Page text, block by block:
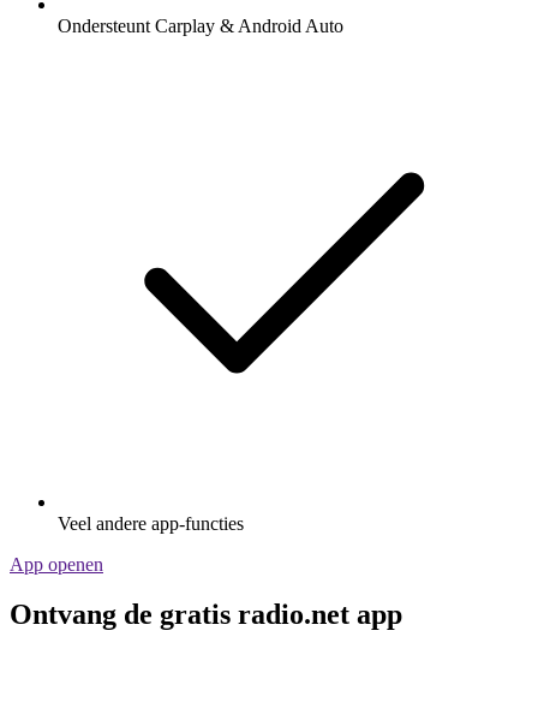
Ondersteunt Carplay & Android Auto
Veel andere app-functies
App openen
Ontvang de gratis radio.net app